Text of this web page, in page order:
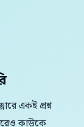
একই প্রশ্ন
কাউকে